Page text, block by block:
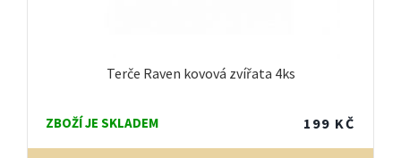
Terče Raven kovová zvířata 4ks
ZBOŽÍ JE SKLADEM 199 KČ